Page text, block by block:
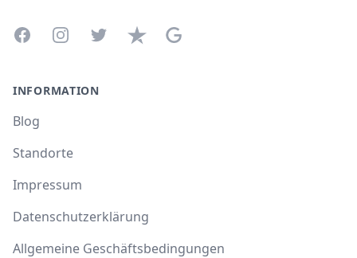
FacebookInstagramTwitterTrustpilotGoogle Business Profile
INFORMATION
Blog
Standorte
Impressum
Datenschutzerklärung
Allgemeine Geschäftsbedingungen